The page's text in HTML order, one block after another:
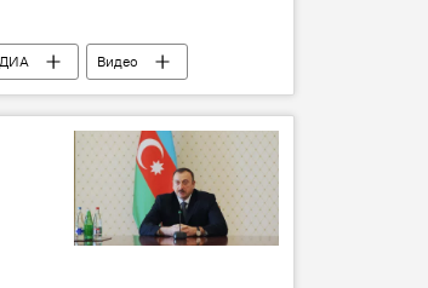
Видео